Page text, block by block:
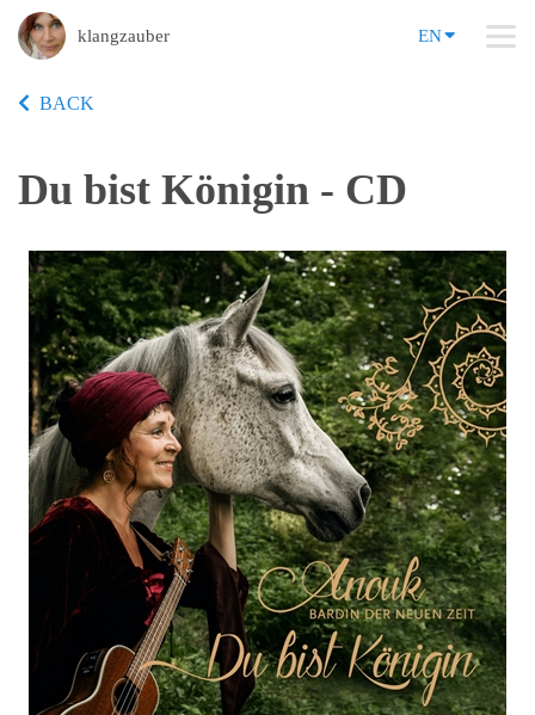
klangzauber EN
BACK
Du bist Königin - CD